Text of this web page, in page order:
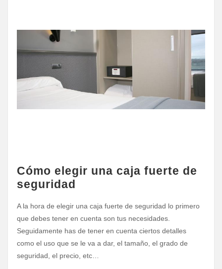
Cómo elegir una caja fuerte de
seguridad
A la hora de elegir una caja fuerte de seguridad lo primero
que debes tener en cuenta son tus necesidades.
Seguidamente has de tener en cuenta ciertos detalles
como el uso que se le va a dar, el tamaño, el grado de
seguridad, el precio, etc…